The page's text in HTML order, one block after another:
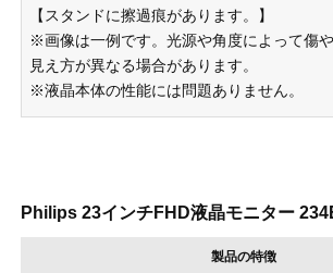
【スタンドに擦過痕があります。】
※画像は一例です。光源や角度によって傷
見え方が異なる場合があります。
※液晶本体の性能には問題ありません。
Philips 23インチFHD液晶モニター
製品の特徴